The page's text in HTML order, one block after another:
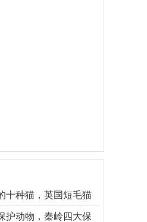
十种猫，英国短毛猫
护动物，秦岭四大保